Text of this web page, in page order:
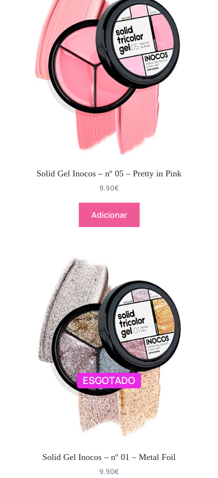
Solid Gel Inocos – nº 05 – Pretty in Pink
9.90€
Adicionar
ESGOTADO
Solid Gel Inocos – nº 01 – Metal Foil
9.90€